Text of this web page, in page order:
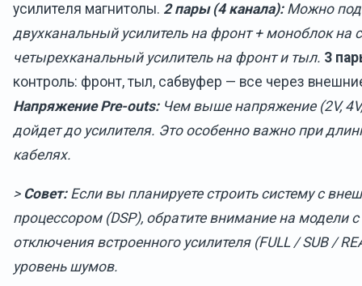
усилителя магнитолы. 2 пары (4 канала):Можно
двухканальный усилитель на фронт + моноблок на
четырехканальный усилитель на фронт и тыл. 3
контроль: фронт, тыл, сабвуфер — все через
Напряжение Pre-outs:Чем выше напряжение (2V,
дойдет до усилителя. Это особенно важно при
кабелях.
> Совет:Если вы планируете строить систему с
процессором (DSP), обратите внимание на модели
отключения встроенного усилителя (FULL / SUB /
уровень шумов.